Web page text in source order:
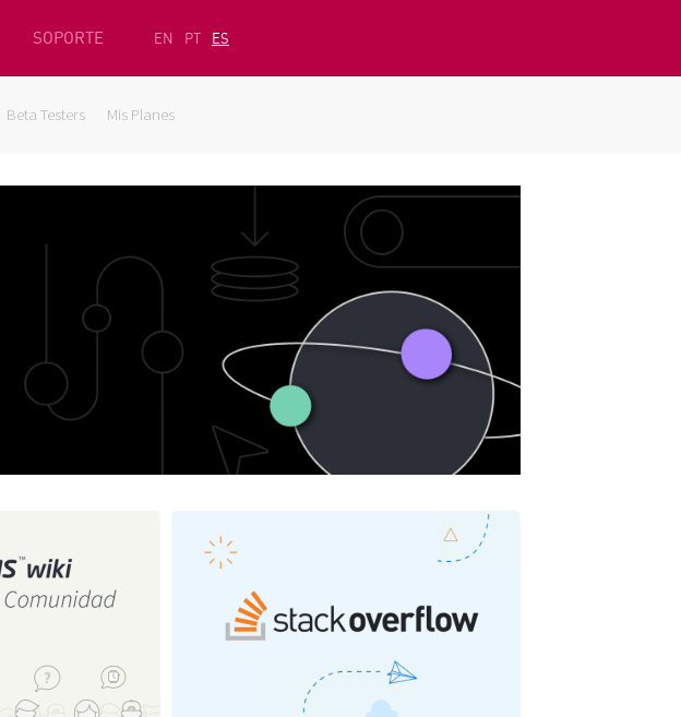
SOPORTE EN PT ES
Beta Testers Mis Planes